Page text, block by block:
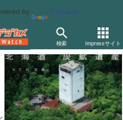
by Translate
検索 Impressサイト
集「北海道炭鉱遺産」